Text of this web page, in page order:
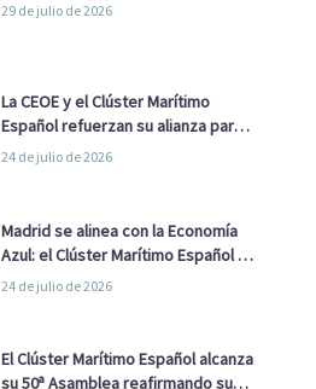
29 de julio de 2026
La CEOE y el Clúster Marítimo
Español refuerzan su alianza para
impulsar una estrategia Nacional
24 de julio de 2026
Madrid se alinea con la Economía
Azul: el Clúster Marítimo Español y
la Real Liga Naval avanzan alianzas
24 de julio de 2026
El Clúster Marítimo Español alcanza
su 50ª Asamblea reafirmando su